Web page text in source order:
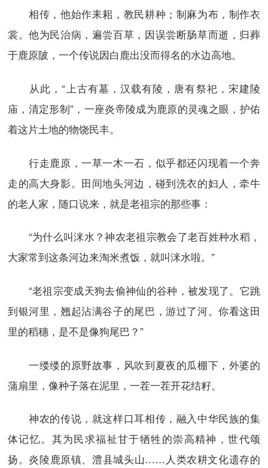
相传，他始作耒耜，教民耕种；制麻为布，制作衣
裳。他为民治病，遍尝百草，因误尝断肠草而逝，归葬
于鹿原陂，一个传说因白鹿出没而得名的水边高地。
从此，“上古有墓，汉载有陵，唐有祭祀，宋建陵
庙，清定形制”，一座炎帝陵成为鹿原的灵魂之眼，护佑
着这片土地的物饶民丰。
行走鹿原，一草一木一石，似乎都还闪现着一个奔
走的高大身影。田间地头河边，碰到洗衣的妇人，牵牛
的老人家，随口说来，就是老祖宗的那些事：
“为什么叫洣水？神农老祖宗教会了老百姓种水稻，
大家常到这条河边来淘米煮饭，就叫洣水啦。”
“老祖宗变成天狗去偷神仙的谷种，被发现了。它跳
到银河里，翘起沾满谷子的尾巴，游过了河。你看这田
里的稻穗，是不是像狗尾巴？”
一缕缕的原野故事，风吹到夏夜的瓜棚下，外婆的
蒲扇里，像种子落在泥里，一茬一茬开花结籽。
神农的传说，就这样口耳相传，融入中华民族的集
体记忆。其为民求福祉甘于牺牲的崇高精神，世代颂
扬。炎陵鹿原镇、澧县城头山……人类农耕文化遗存的